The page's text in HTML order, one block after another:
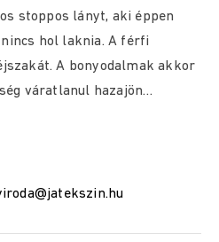
stoppos lányt, aki éppen
hol laknia. A férfi
A bonyodalmak akkor
váratlanul hazajön…